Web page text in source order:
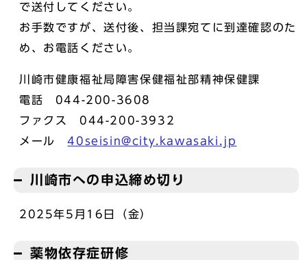
で送付してください。
お手数ですが、送付後、担当課宛てに到達確認のた
め、お電話ください。
川崎市健康福祉局障害保健福祉部精神保健課
電話 044-200-3608
ファクス 044-200-3932
メール40seisin@city.kawasaki.jp
川崎市への申込締め切り
2025年5月16日（金）
薬物依存症研修